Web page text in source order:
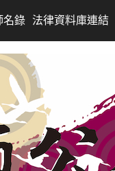
名錄 法律資料庫連結